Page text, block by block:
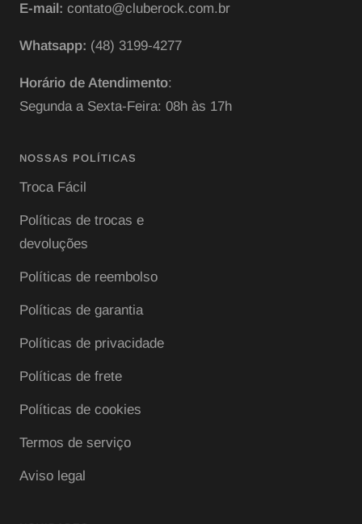
E-mail: contato@cluberock.com.br
Whatsapp: (48) 3199-4277
Horário de Atendimento:
Segunda a Sexta-Feira: 08h às 17h
NOSSAS POLÍTICAS
Troca Fácil
Políticas de trocas e
devoluções
Políticas de reembolso
Políticas de garantia
Políticas de privacidade
Políticas de frete
Políticas de cookies
Termos de serviço
Aviso legal